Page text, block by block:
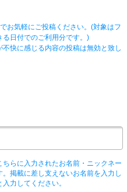
お気軽にご投稿ください。(対象はフ
る日付でのご利用分です。)
快に感じる内容の投稿は無効と致し
らに入力されたお名前・ニックネー
掲載に差し支えないお名前を入力し
力してください。